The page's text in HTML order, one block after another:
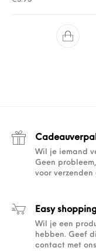
Wil je iemand
Geen
voor verzenden
Easy
Wil je een
hebben. Geef
contact met